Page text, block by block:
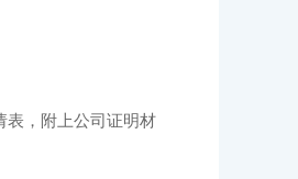
表，附上公司证明材